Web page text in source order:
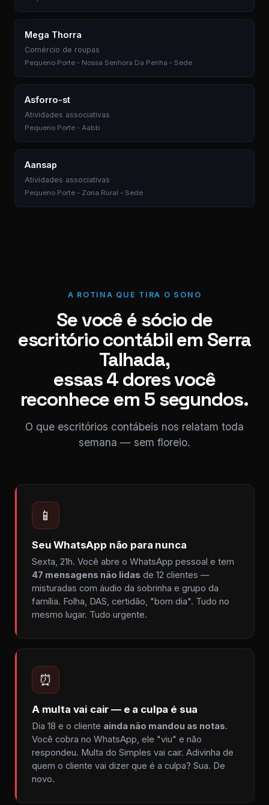
Mega Thorra
Comércio de roupas
Pequeno Porte - Nossa Senhora Da Penha - Sede
Asforro-st
Atividades associativas
Pequeno Porte - Aabb
Aansap
Atividades associativas
Pequeno Porte - Zona Rural - Sede
A ROTINA QUE TIRA O SONO
Se você é sócio de
escritório contábil em Serra
Talhada,
essas 4 dores você
reconhece em 5 segundos.
O que escritórios contábeis nos relatam toda
semana — sem floreio.
📱
Seu WhatsApp não para nunca
Sexta, 21h. Você abre o WhatsApp pessoal e tem
47 mensagens não lidas de 12 clientes —
misturadas com áudio da sobrinha e grupo da
família. Folha, DAS, certidão, "bom dia". Tudo no
mesmo lugar. Tudo urgente.
⏰
A multa vai cair — e a culpa é sua
Dia 18 e o cliente ainda não mandou as notas.
Você cobra no WhatsApp, ele "viu" e não
respondeu. Multa do Simples vai cair. Adivinha de
quem o cliente vai dizer que é a culpa? Sua. De
novo.